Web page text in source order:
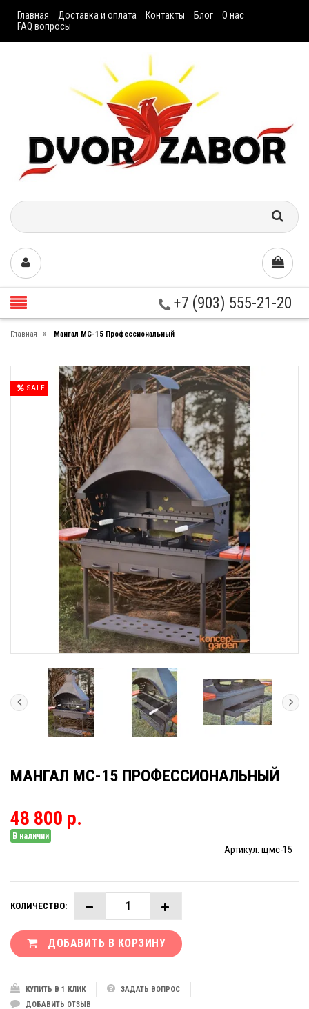
Главная Доставка и оплата Контакты Блог
О нас
FAQ вопросы
+7 (903) 555-21-20
Главная » Мангал МС-15 Профессиональный
SALE
МАНГАЛ МС-15 ПРОФЕССИОНАЛЬНЫЙ
48 800 р.
В наличии
Артикул: щмс-15
КОЛИЧЕСТВО:
ДОБАВИТЬ В КОРЗИНУ
КУПИТЬ В 1 КЛИК
ЗАДАТЬ ВОПРОС
ДОБАВИТЬ ОТЗЫВ